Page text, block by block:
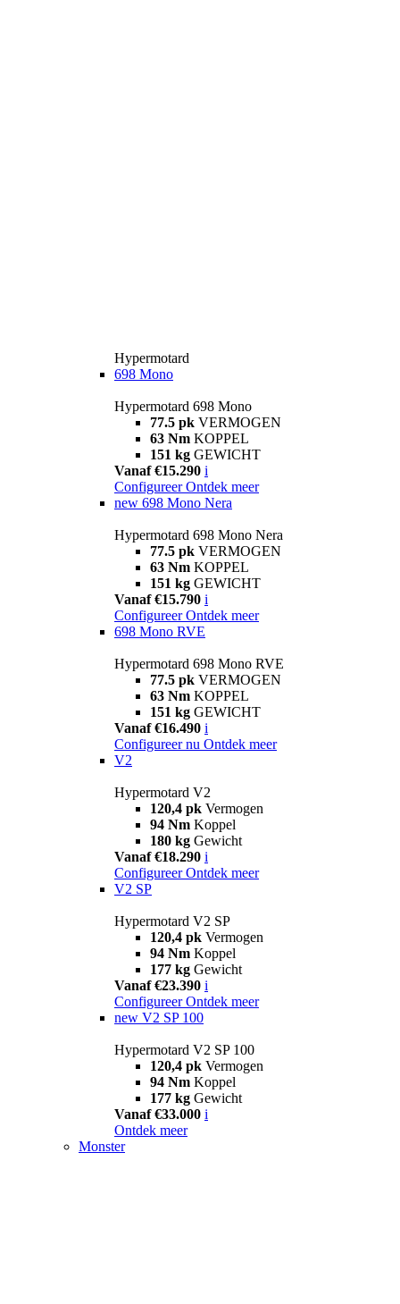
Hypermotard
698 Mono
Hypermotard 698 Mono
77.5 pk VERMOGEN
63 Nm KOPPEL
151 kg GEWICHT
Vanaf €15.290 i
Configureer Ontdek meer
new 698 Mono Nera
Hypermotard 698 Mono Nera
77.5 pk VERMOGEN
63 Nm KOPPEL
151 kg GEWICHT
Vanaf €15.790 i
Configureer Ontdek meer
698 Mono RVE
Hypermotard 698 Mono RVE
77.5 pk VERMOGEN
63 Nm KOPPEL
151 kg GEWICHT
Vanaf €16.490 i
Configureer nu Ontdek meer
V2
Hypermotard V2
120,4 pk Vermogen
94 Nm Koppel
180 kg Gewicht
Vanaf €18.290 i
Configureer Ontdek meer
V2 SP
Hypermotard V2 SP
120,4 pk Vermogen
94 Nm Koppel
177 kg Gewicht
Vanaf €23.390 i
Configureer Ontdek meer
new V2 SP 100
Hypermotard V2 SP 100
120,4 pk Vermogen
94 Nm Koppel
177 kg Gewicht
Vanaf €33.000 i
Ontdek meer
Monster